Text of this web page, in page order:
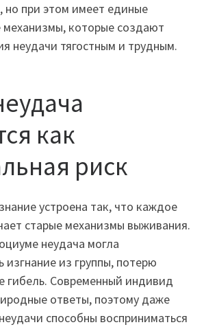
но при этом имеет единые
механизмы, которые создают
неудачи тягостным и трудным.
как
риск
устроена так, что каждое
старые механизмы выживания.
неудача могла
изгнание из группы, потерю
гибель. Современный индивид
ответы, поэтому даже
способны восприниматься